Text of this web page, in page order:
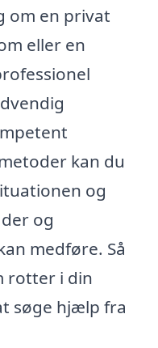
om en privat
eller en
kan du
og
og
medføre. Så
rotter i din
søge hjælp fra